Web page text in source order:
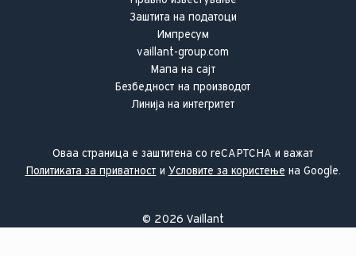
Заштита на податоци
Импресум
vaillant-group.com
Мапа на сајт
Безбедност на производот
Линија на интегритет
Оваа страница е заштитена со reCAPTCHA и важат
Политиката за приватност и Условите за користење на Google.
© 2026 Vaillant